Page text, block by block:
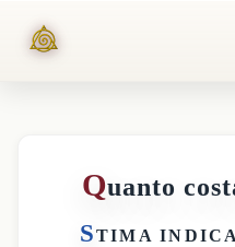
Quanto
STIMA